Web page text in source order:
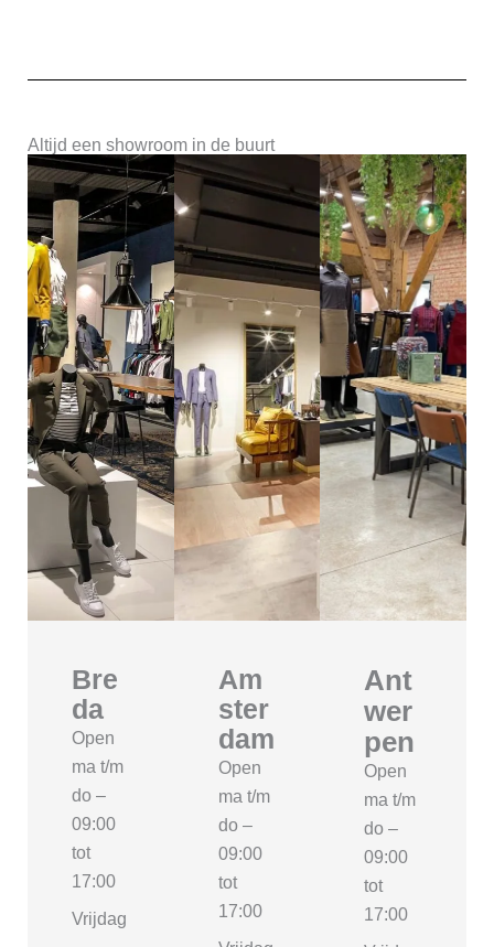
Altijd een showroom in de buurt
Bre
da
Open
ma t/m
do –
09:00
tot
17:00
Vrijdag
Am
ster
dam
Open
ma t/m
do –
09:00
tot
17:00
Ant
wer
pen
Open
ma t/m
do –
09:00
tot
17:00